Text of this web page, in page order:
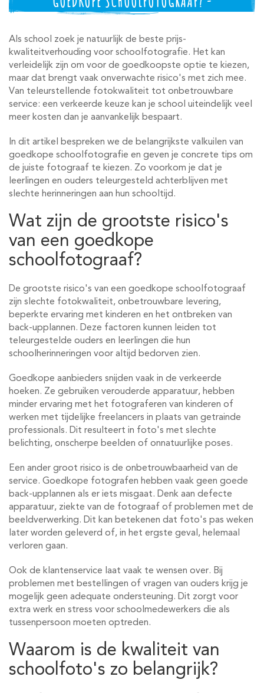
Als school zoek je natuurlijk de beste prijs-
kwaliteitverhouding voor schoolfotografie. Het kan
verleidelijk zijn om voor de goedkoopste optie te kiezen,
maar dat brengt vaak onverwachte risico's met zich mee.
Van teleurstellende fotokwaliteit tot onbetrouwbare
service: een verkeerde keuze kan je school uiteindelijk veel
meer kosten dan je aanvankelijk bespaart.
In dit artikel bespreken we de belangrijkste valkuilen van
goedkope schoolfotografie en geven je concrete tips om
de juiste fotograaf te kiezen. Zo voorkom je dat je
leerlingen en ouders teleurgesteld achterblijven met
slechte herinneringen aan hun schooltijd.
Wat zijn de grootste risico's
van een goedkope
schoolfotograaf?
De grootste risico's van een goedkope schoolfotograaf
zijn slechte fotokwaliteit, onbetrouwbare levering,
beperkte ervaring met kinderen en het ontbreken van
back-upplannen. Deze factoren kunnen leiden tot
teleurgestelde ouders en leerlingen die hun
schoolherinneringen voor altijd bedorven zien.
Goedkope aanbieders snijden vaak in de verkeerde
hoeken. Ze gebruiken verouderde apparatuur, hebben
minder ervaring met het fotograferen van kinderen of
werken met tijdelijke freelancers in plaats van getrainde
professionals. Dit resulteert in foto's met slechte
belichting, onscherpe beelden of onnatuurlijke poses.
Een ander groot risico is de onbetrouwbaarheid van de
service. Goedkope fotografen hebben vaak geen goede
back-upplannen als er iets misgaat. Denk aan defecte
apparatuur, ziekte van de fotograaf of problemen met de
beeldverwerking. Dit kan betekenen dat foto's pas weken
later worden geleverd of, in het ergste geval, helemaal
verloren gaan.
Ook de klantenservice laat vaak te wensen over. Bij
problemen met bestellingen of vragen van ouders krijg je
mogelijk geen adequate ondersteuning. Dit zorgt voor
extra werk en stress voor schoolmedewerkers die als
tussenpersoon moeten optreden.
Waarom is de kwaliteit van
schoolfoto's zo belangrijk?